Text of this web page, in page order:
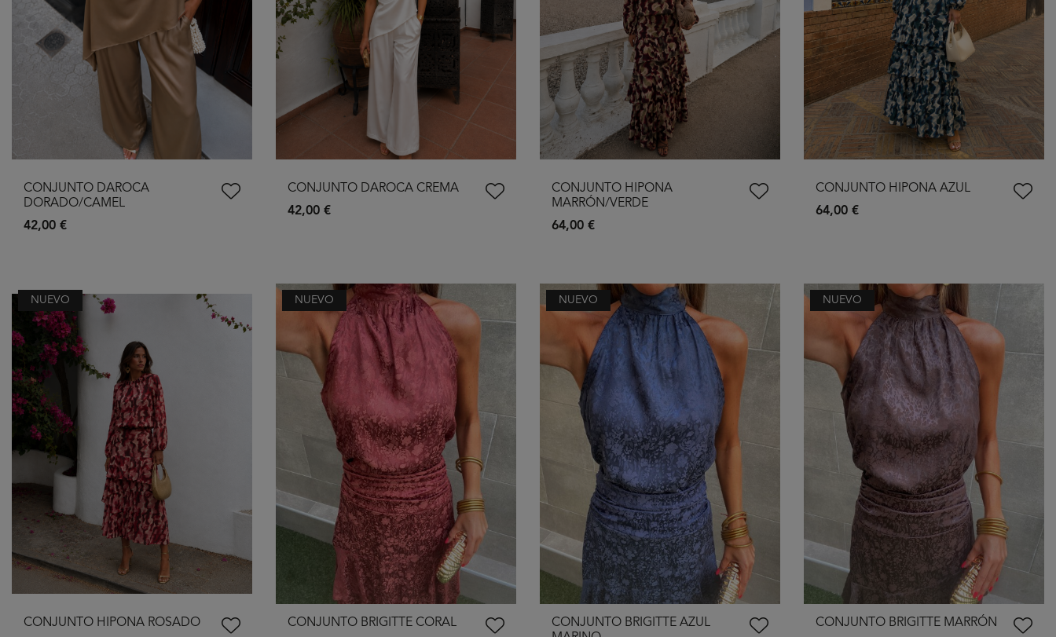
CONJUNTO DAROCA
DORADO/CAMEL
42,00 €
CONJUNTO DAROCA CREMA
42,00 €
CONJUNTO HIPONA
MARRÓN/VERDE
64,00 €
CONJUNTO HIPONA AZUL
64,00 €
NUEVO
CONJUNTO HIPONA ROSADO
NUEVO
CONJUNTO BRIGITTE CORAL
NUEVO
CONJUNTO BRIGITTE AZUL
NUEVO
CONJUNTO BRIGITTE MARRÓN